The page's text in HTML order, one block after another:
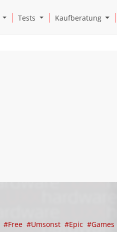
Open News Submenu
Tests Open Tests Submenu
Kaufberatung
#Free #Umsonst #Epic #Games